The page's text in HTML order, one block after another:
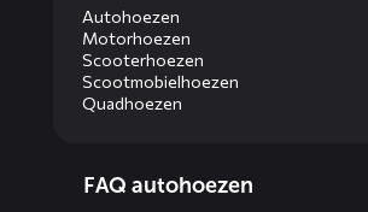
Autohoezen
Motorhoezen
Scooterhoezen
Scootmobielhoezen
Quadhoezen
menusFAQ autohoezen